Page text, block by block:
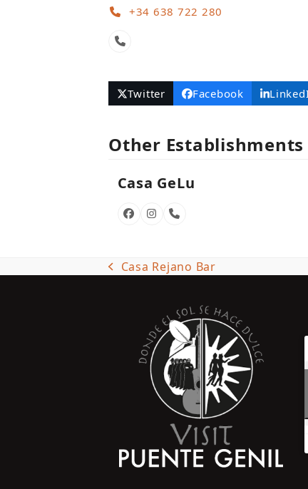
+34 638 722 280
Phone
Twitter Facebook
Other Establishments
Casa GeLu
Facebook
Instagram
Phone
previous
Casa Rejano Bar